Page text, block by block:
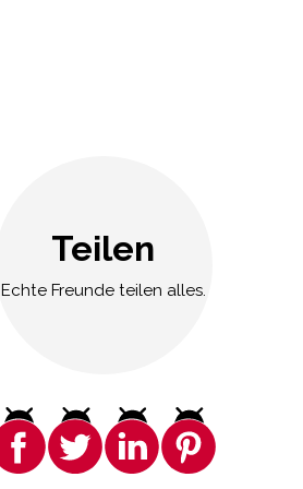
Teilen
Echte Freunde teilen alles.